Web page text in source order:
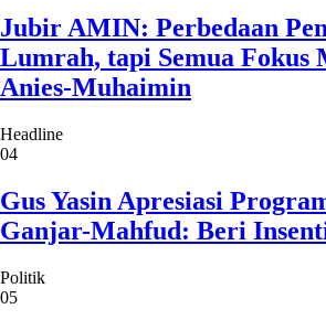
Jubir AMIN: Perbedaan
Lumrah, tapi Semua Fokus
Anies-Muhaimin
Headline
04
Gus Yasin Apresiasi
Ganjar-Mahfud: Beri
Politik
05